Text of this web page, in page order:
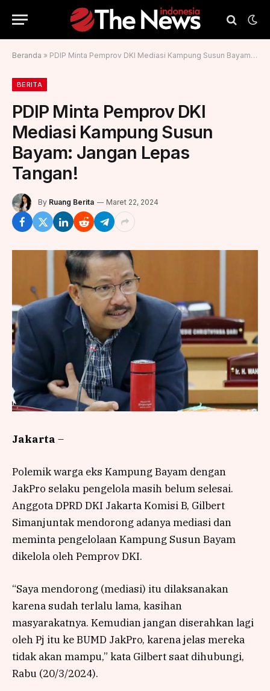
Beranda » PDIP Minta Pemprov DKI Mediasi Kampung Susun Bayam: Jangan Lepas Tangan!
BERITA
PDIP Minta Pemprov DKI
Mediasi Kampung Susun
Bayam: Jangan Lepas
Tangan!
By Ruang Berita Maret 22, 2024
Jakarta –
Polemik warga eks Kampung Bayam dengan
JakPro selaku pengelola masih belum selesai.
Anggota DPRD DKI Jakarta Komisi B, Gilbert
Simanjuntak mendorong adanya mediasi dan
meminta pengelolaan Kampung Susun Bayam
dikelola oleh Pemprov DKI.
“Saya mendorong (mediasi) itu dilaksanakan
karena sudah terlalu lama, kasihan
masyarakatnya. Kemudian jangan diserahkan lagi
oleh Pj itu ke BUMD JakPro, karena jelas mereka
tidak akan mampu,” kata Gilbert saat dihubungi,
Rabu (20/3/2024).